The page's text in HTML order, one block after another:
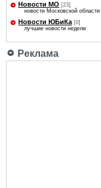
Новости МО [23]
новости Московской области
Новости ЮБиКа [0]
лучшие новости недели
Реклама